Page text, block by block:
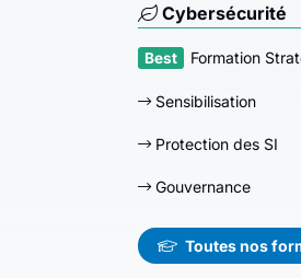
Cybersécurité
Formation
Sensibilisation
Protection des SI
Gouvernance
Toutes nos